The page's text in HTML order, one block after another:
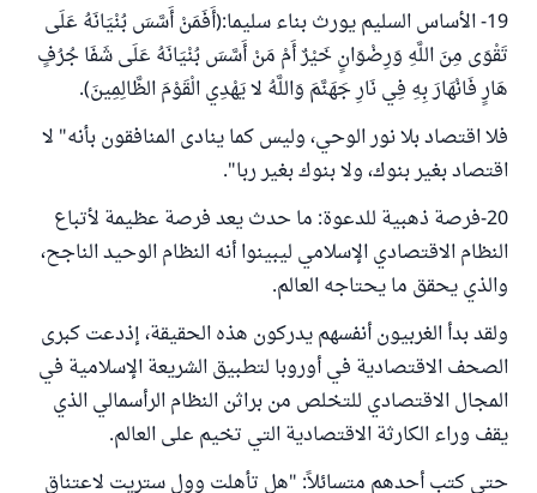
19- الأساس السليم يورث بناء سليما:(أَفَمَنْ أَسَّسَ بُنْيَانَهُ عَلَى
تَقْوَى مِنَ اللَّهِ وَرِضْوَانٍ خَيْرٌ أَمْ مَنْ أَسَّسَ بُنْيَانَهُ عَلَى شَفَا جُرُفٍ
هَارٍ فَانْهَارَ بِهِ فِي نَارِ جَهَنَّمَ وَاللَّهُ لا يَهْدِي الْقَوْمَ الظَّالِمِينَ).
فلا اقتصاد بلا نور الوحي، وليس كما ينادى المنافقون بأنه" لا
اقتصاد بغير بنوك، ولا بنوك بغير ربا".
20-فرصة ذهبية للدعوة: ما حدث يعد فرصة عظيمة لأتباع
النظام الاقتصادي الإسلامي ليبينوا أنه النظام الوحيد الناجح،
والذي يحقق ما يحتاجه العالم.
ولقد بدأ الغربيون أنفسهم يدركون هذه الحقيقة، إذدعت كبرى
الصحف الاقتصادية في أوروبا لتطبيق الشريعة الإسلامية في
المجال الاقتصادي للتخلص من براثن النظام الرأسمالي الذي
يقف وراء الكارثة الاقتصادية التي تخيم على العالم.
حتى كتب أحدهم متسائلاً: "هل تأهلت وول ستريت لاعتناق